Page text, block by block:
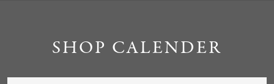
SHOP CALENDER